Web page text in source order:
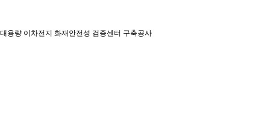
대용량 이차전지 화재안전성 검증센터 구축공사